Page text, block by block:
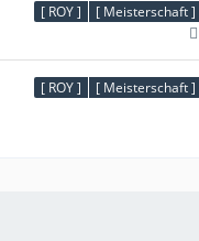
[ ROY ] [ Meisterschaft ]
[ ROY ] [ Meisterschaft ]